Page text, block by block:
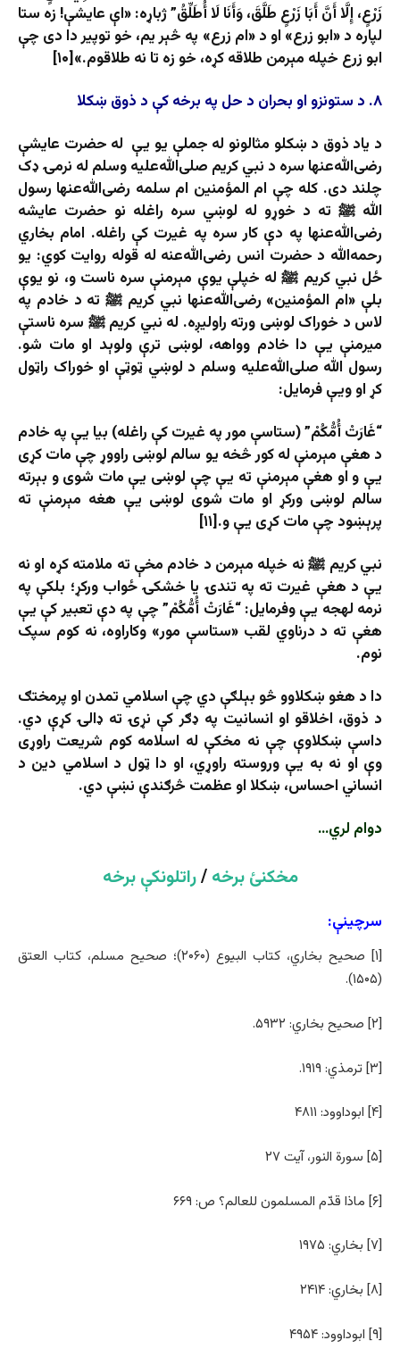
زَرْعٍ، إِلَّا أَنَّ أَبَا زَرْعٍ طَلَّقَ، وَأَنَا لَا أُطَلِّقُ” ژباړه: «اې عایشې! زه ستا
لپاره د «ابو زرع» او د «ام زرع» په څېر یم، خو توپیر دا دی چې
ابو زرع خپله مېرمن طلاقه کړه، خو زه تا نه طلاقوم.»[۱۰]
۸. د ستونزو او بحران د حل په برخه کې د ذوق ښکلا
د یاد ذوق د ښکلو مثالونو له جملې یو یې له حضرت عایشې
رضی‌الله‌عنها سره د نبي کریم صلی‌الله‌علیه ‌وسلم له نرمۍ ډک
چلند دی. کله چې ام المؤمنین ام سلمه رضی‌الله‌عنها رسول
الله ﷺ ته د خوړو له لوښي سره راغله نو حضرت عایشه
رضی‌الله‌عنها په دې کار سره په غیرت کې راغله. امام بخاري
رحمه‌الله د حضرت انس رضی‌الله‌عنه له قوله روایت کوي: یو
ځل نبي کریم ﷺ له خپلې یوې مېرمنې سره ناست و، نو یوې
بلې «ام المؤمنین» رضی‌الله‌عنها نبي کریم ﷺ ته د خادم په
لاس د خوراک لوښی ورته راولیږه. له نبي کریم ﷺ سره ناستې
میرمنې یې دا خادم وواهه، لوښی ترې ولوېد او مات شو.
رسول الله صلی‌الله‌علیه‌ وسلم د لوښي ټوټې او خوراک راټول
کړ او ويې فرمایل:
“غَارَتْ أُمُّكُمْ” (ستاسې مور په غیرت کې راغله) بیا یې په خادم
د هغې مېرمنې له کور څخه یو سالم لوښی راووړ چې مات کړی
یې و او هغې مېرمنې ته یې چې لوښی یې مات شوی و بېرته
سالم لوښی ورکړ او مات شوی لوښی یې هغه مېرمنې ته
پرېښود چې مات کړی یې و.[۱۱]
نبي کریم ﷺ نه خپله مېرمن د خادم مخې ته ملامته کړه او نه
یې د هغې غیرت ته په تندۍ یا خشکۍ ځواب ورکړ؛ بلکې په
نرمه لهجه یې وفرمایل: “غَارَتْ أُمُّكُمْ” چې په دې تعبیر کې یې
هغې ته د درناوي لقب «ستاسې مور» وکاراوه، نه کوم سپک
نوم.
دا د هغو ښکلاوو څو بېلګې دي چې اسلامي تمدن او پرمختګ
د ذوق، اخلاقو او انسانیت په ډګر کې نړۍ ته ډالۍ کړې دي.
داسې ښکلاوې چې نه مخکې له اسلامه کوم شریعت راوړی
وې او نه به یې وروسته راوړي، او دا ټول د اسلامي دين د
انساني احساس، ښکلا او عظمت څرګندې نښې دي.
دوام لري…
مخکنئ برخه/راتلونکې برخه
سرچینې:
[۱] صحیح بخاري، کتاب البیوع (۲۰۶۰)؛ صحیح مسلم، کتاب العتق
(۱۵۰۵).
[۲] صحیح بخاري: ۵۹۳۲.
[۳] ترمذي: ۱۹۱۹.
[۴] ابوداوود: ۴۸۱۱
[۵] سورة النور، آیت ۲۷
[۶] ماذا قدّم المسلمون للعالم؟ ص: ۶۶۹
[۷] بخاري: ۱۹۷۵
[۸] بخاري: ۲۴۱۴
[۹] ابوداوود: ۴۹۵۴